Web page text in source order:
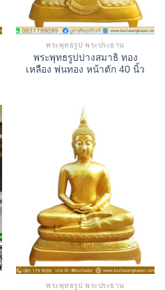
พระพุทธรูป พระประธาน
พระพุทธรูปปางสมาธิ ทอง
เหลือง พ่นทอง หน้าตัก 40 นิ้ว
พระพุทธรูป พระประธาน